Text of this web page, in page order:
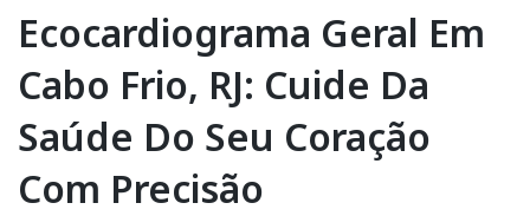
Ecocardiograma Geral Em
Cabo Frio, RJ: Cuide Da
Saúde Do Seu Coração
Com Precisão